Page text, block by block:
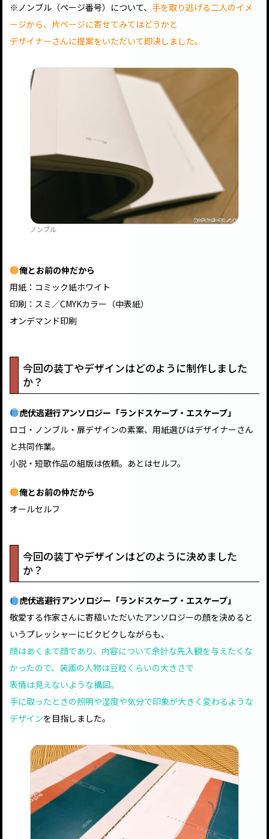
※ノンブル（ページ番号）について、 手を取り逃げる二人のイメ
ージから、片ページに寄せてみてはどうかと
デザイナーさんに提案をいただいて即決しました。
ノンブル
俺とお前の仲だから
用紙：コミック紙ホワイト
印刷：スミ／CMYKカラー（中表紙）
オンデマンド印刷
今回の装丁やデザインはどのように制作しました
か？
虎伏逃避行アンソロジー「ランドスケープ・エスケープ」
ロゴ・ノンブル・扉デザインの素案、用紙選びはデザイナーさん
と共同作業。
小説・短歌作品の組版は依頼。あとはセルフ。
俺とお前の仲だから
オールセルフ
今回の装丁やデザインはどのように決めました
か？
虎伏逃避行アンソロジー「ランドスケープ・エスケープ」
敬愛する作家さんに寄稿いただいたアンソロジーの顔を決めると
いうプレッシャーにビクビクしながらも、
顔はあくまで顔であり、内容について余計な先入観を与えたくな
かったので、装画の人物は豆粒くらいの大きさで
表情は見えないような構図。
手に取ったときの照明や湿度や気分で印象が大きく変わるような
デザインを目指しました。